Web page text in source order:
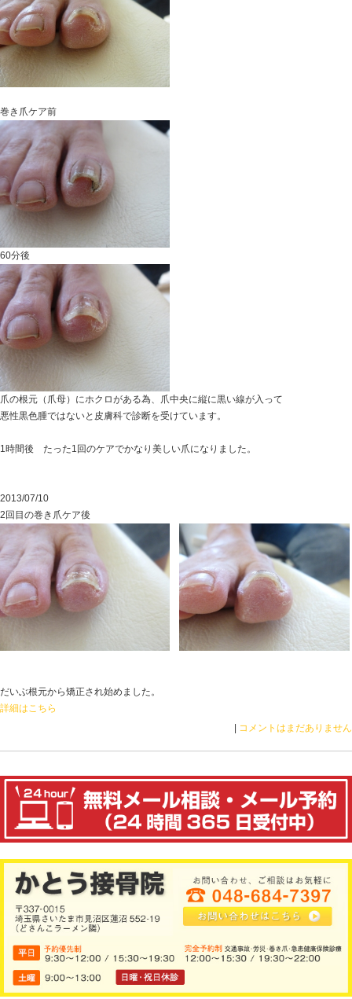
2013/05/01
巻き爪ケア前
60分後
巻き爪ケア前
60分後
爪の根元（爪母）にホクロがある為、爪中央に縦に黒い
悪性黒色腫ではないと皮膚科で診断を受けています。
1時間後 たった1回のケアでかなり美しい爪になりまし